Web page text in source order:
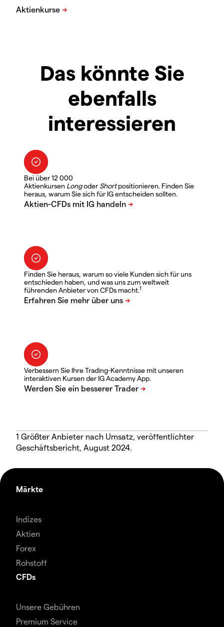
Das könnte Sie
ebenfalls
interessieren
Bei über 12 000
Aktienkursen LongoderShortpositionieren. Finden Sie
heraus, warum Sie sich für IG entscheiden sollten.
Finden Sie heraus, warum so viele Kunden sich für uns
entschieden haben, und was uns zum weltweit
führenden Anbieter von CFDs macht.1
Verbessern Sie Ihre Trading-Kenntnisse mit unseren
interaktiven Kursen der IG Academy App.
1 Größter Anbieter nach Umsatz, veröffentlichter
Geschäftsbericht, August 2024.
Märkte
Indizes
Aktien
Forex
Rohstoff
CFDs
Unsere Gebühren
Premium Service